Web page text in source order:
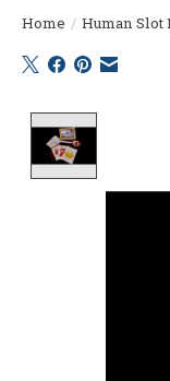
Home / Human Slot